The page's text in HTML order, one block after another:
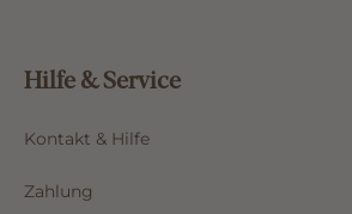
Hilfe & Service
Kontakt & Hilfe
Zahlung